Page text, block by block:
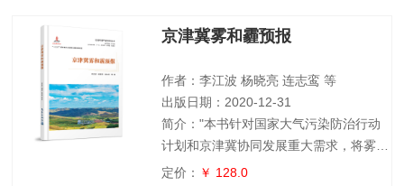
京津冀环境污染的机理研究,可为大气环
本书适用于大气环境、天气分析和预报等
专业领
京津冀雾和霾预报
作者：李江波 杨晓亮 连志鸾 等
出版日期：2020-12-31
简介："本书针对国家大气污染防治行动
计划和京津冀协同发展重大需求，将雾、
霾的基本原理与预报实践相结合，应用京
定价： ￥ 128.0